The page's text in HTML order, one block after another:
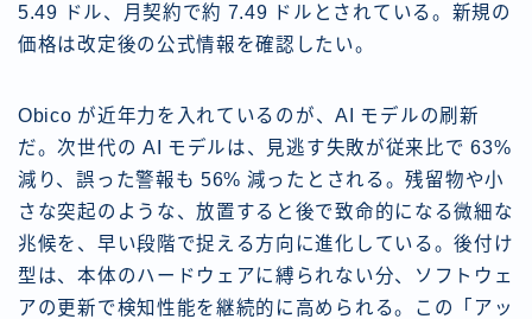
5.49 ドル、月契約で約 7.49 ドルとされている。新規の
価格は改定後の公式情報を確認したい。
Obico が近年力を入れているのが、AI モデルの刷新
だ。次世代の AI モデルは、見逃す失敗が従来比で 63%
減り、誤った警報も 56% 減ったとされる。残留物や小
さな突起のような、放置すると後で致命的になる微細な
兆候を、早い段階で捉える方向に進化している。後付け
型は、本体のハードウェアに縛られない分、ソフトウェ
アの更新で検知性能を継続的に高められる。この「アッ